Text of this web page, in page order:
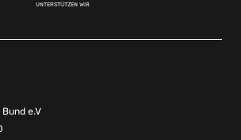
UNTERSTÜTZEN WIR
e.V